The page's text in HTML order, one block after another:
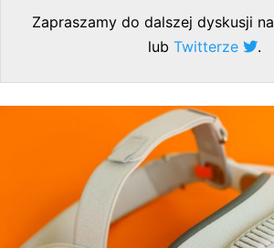
Zapraszamy do dalszej dyskusji na
lub Twitterze .